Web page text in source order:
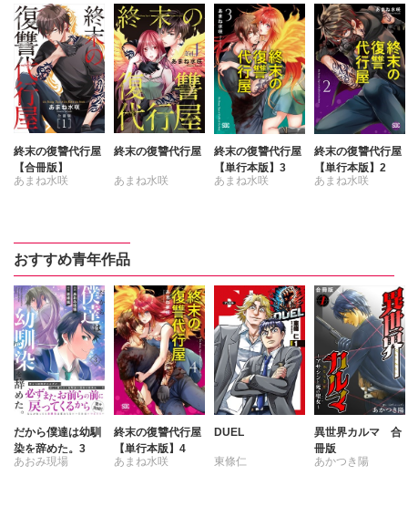
終末の復讐代行屋
【合冊版】
あまね水咲
終末の復讐代行屋
あまね水咲
終末の復讐代行屋
【単行本版】3
あまね水咲
終末の復讐代行屋
【単行本版】2
あまね水咲
おすすめ青年作品
だから僕達は幼馴
染を辞めた。3
あおみ現場
終末の復讐代行屋
【単行本版】4
あまね水咲
DUEL
東條仁
異世界カルマ 合
冊版
あかつき陽